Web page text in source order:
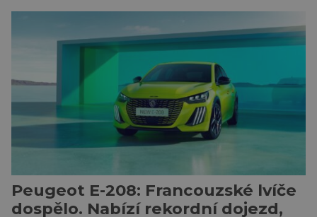
bezpečnostní experti upozorňují na mnohem
méně nápadné riziko. Podle některých
odborníků by už během příštích dvou let mohly
pokročilé systémy AI výrazně usnadnit
kybernetické útoky […]
Peugeot E-208: Francouzské lvíče
dospělo. Nabízí rekordní dojezd,